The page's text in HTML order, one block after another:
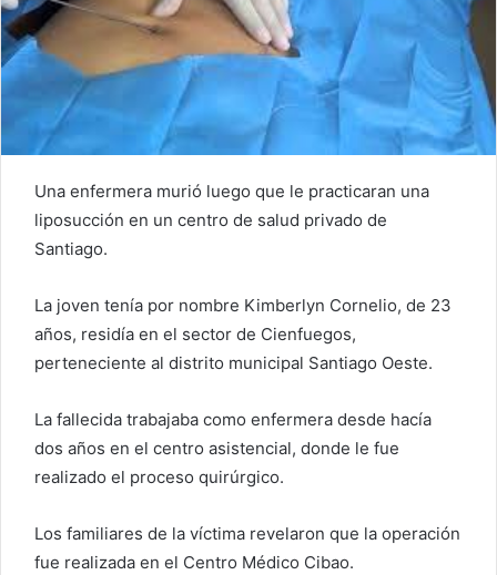
Una enfermera murió luego que le practicaran una
liposucción en un centro de salud privado de
Santiago.
La joven tenía por nombre Kimberlyn Cornelio, de 23
años, residía en el sector de Cienfuegos,
perteneciente al distrito municipal Santiago Oeste.
La fallecida trabajaba como enfermera desde hacía
dos años en el centro asistencial, donde le fue
realizado el proceso quirúrgico.
Los familiares de la víctima revelaron que la operación
fue realizada en el Centro Médico Cibao.